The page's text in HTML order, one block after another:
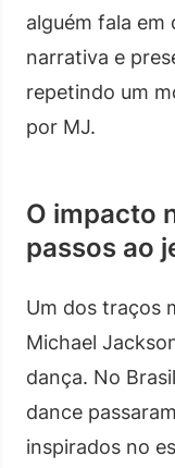
alguém fala em
narrativa e
repetindo um
por MJ.
O impacto
passos ao
Um dos traços
Michael
dança. No
dance
inspirados no